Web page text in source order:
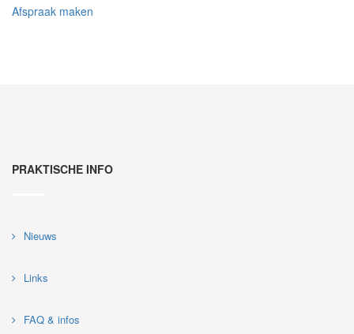
Afspraak maken
PRAKTISCHE INFO
Nieuws
Links
FAQ & infos